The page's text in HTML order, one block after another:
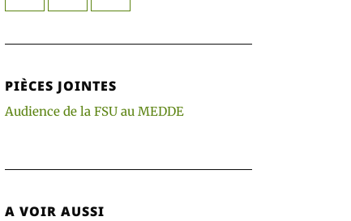
PIÈCES JOINTES
Audience de la FSU au MEDDE
A VOIR AUSSI